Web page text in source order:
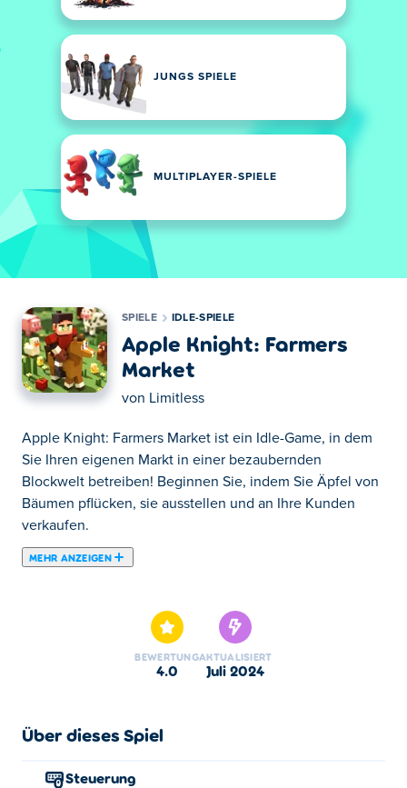
JUNGS SPIELE
MULTIPLAYER-SPIELE
SPIELE IDLE-SPIELE
Apple Knight: Farmers
Market
von Limitless
Apple Knight: Farmers Market ist ein Idle-Game, in dem
Sie Ihren eigenen Markt in einer bezaubernden
Blockwelt betreiben! Beginnen Sie, indem Sie Äpfel von
Bäumen pflücken, sie ausstellen und an Ihre Kunden
verkaufen.
MEHR ANZEIGEN
Blockwelt betreiben! Beginnen Sie, indem Sie Äpfel von
Bäumen pflücken, sie ausstellen und an Ihre Kunden
verkaufen. Verwenden Sie das Geld, das Sie verdienen,
Ihre Aufgaben zu beschleunigen und Ihre Effizienz zu
verschiedenen Aufgaben unterstützen. Sind Sie bereit,
BEWERTUNG
4.0
AKTUALISIERT
Juli 2024
Über dieses Spiel
Steuerung